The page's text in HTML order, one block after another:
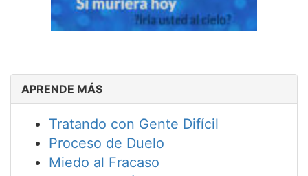
APRENDE MÁS
Tratando con Gente Difícil
Proceso de Duelo
Miedo al Fracaso